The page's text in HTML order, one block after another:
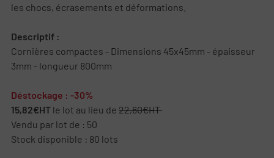
les chocs, écrasements et déformations.
Descriptif :
Cornières compactes - Dimensions 45x45mm - épaisseur
3mm - longueur 800mm
Déstockage : -30%
15,82€HT le lot au lieu de 22,60€HT
Vendu par lot de : 50
Stock disponible : 80 lots